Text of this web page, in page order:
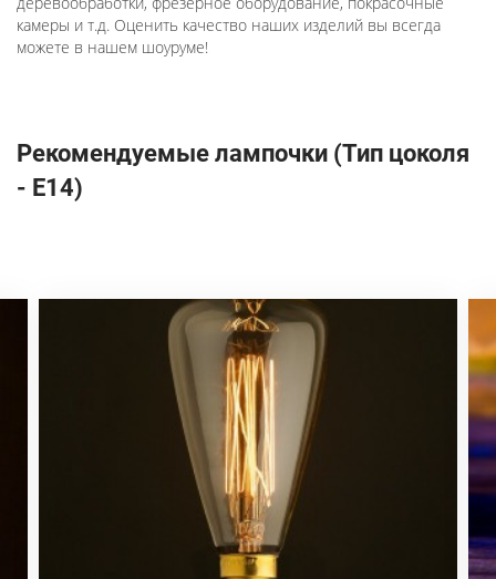
камеры и т.д. Оценить качество наших изделий вы всегда
можете в нашем шоуруме!
Рекомендуемые лампочки (Тип цоколя
- E14)